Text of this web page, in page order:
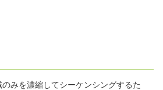
みを濃縮してシーケンシングするた